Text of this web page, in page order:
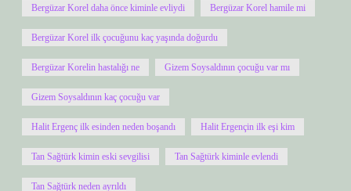
Bergüzar Korel daha önce kiminle evliydi Bergüzar Korel hamile mi
Bergüzar Korel ilk çocuğunu kaç yaşında doğurdu
Bergüzar Korelin hastalığı ne Gizem Soysaldının çocuğu var mı
Gizem Soysaldının kaç çocuğu var
Halit Ergenç ilk esinden neden boşandı Halit Ergençin ilk eşi kim
Tan Sağtürk kimin eski sevgilisi Tan Sağtürk kiminle evlendi
Tan Sağtürk neden ayrıldı